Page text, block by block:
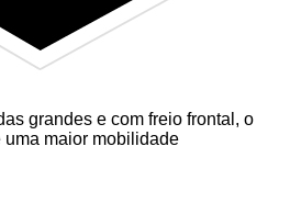
grandes e com freio frontal, o
uma maior mobilidade